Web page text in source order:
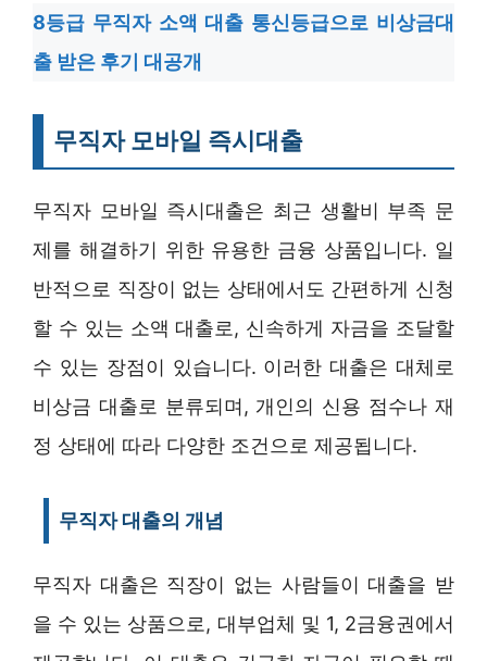
8등급 무직자 소액 대출 통신등급으로 비상금대
출 받은 후기 대공개
무직자 모바일 즉시대출
무직자 모바일 즉시대출은 최근 생활비 부족 문
제를 해결하기 위한 유용한 금융 상품입니다. 일
반적으로 직장이 없는 상태에서도 간편하게 신청
할 수 있는 소액 대출로, 신속하게 자금을 조달할
수 있는 장점이 있습니다. 이러한 대출은 대체로
비상금 대출로 분류되며, 개인의 신용 점수나 재
정 상태에 따라 다양한 조건으로 제공됩니다.
무직자 대출의 개념
무직자 대출은 직장이 없는 사람들이 대출을 받
을 수 있는 상품으로, 대부업체 및 1, 2금융권에서